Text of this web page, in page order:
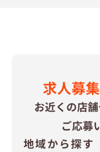
求⼈募
お近くの店
ご応募
地域から探す